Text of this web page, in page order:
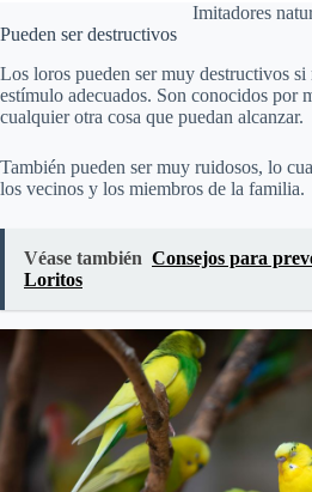
Imitadores
Pueden ser destructivos
Los loros pueden ser muy destructivos si
estímulo adecuados. Son conocidos por
cualquier otra cosa que puedan alcanzar.
También pueden ser muy ruidosos, lo
los vecinos y los miembros de la familia.
Véase también Consejos para
Loritos